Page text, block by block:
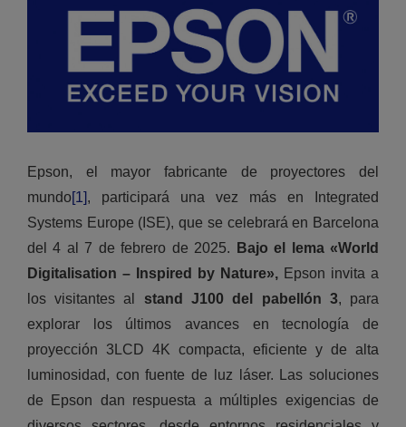
Epson, el mayor fabricante de proyectores del
mundo [1] , participará una vez más en Integrated
Systems Europe (ISE), que se celebrará en Barcelona
del 4 al 7 de febrero de 2025.
Bajo el lema «World
Digitalisation – Inspired by Nature», Epson invita a
los visitantes al stand J100 del pabellón 3, para
explorar los últimos avances en tecnología de
proyección 3LCD 4K compacta, eficiente y de alta
luminosidad, con fuente de luz láser. Las soluciones
de Epson dan respuesta a múltiples exigencias de